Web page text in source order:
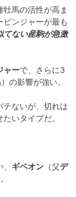
馬の活性が高ま
ビンジャーが最も
てない産駒が急激
ャーで、さらに3
の影響が強い。
テないが、切れは
いタイプだ。
ギベオン （父デ